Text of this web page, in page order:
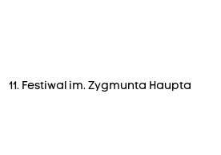
11. Festiwal im. Zygmunta Haupta